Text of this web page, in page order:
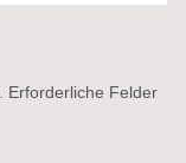
Erforderliche Felder